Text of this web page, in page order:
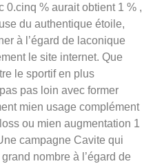
0.cinq % aurait obtient 1 % ,
du authentique étoile,
à l’égard de laconique
le site internet. Que
le sportif en plus
pas loin avec former
mien usage complément
ou mien augmentation 1
campagne Cavite qui
nombre à l’égard de